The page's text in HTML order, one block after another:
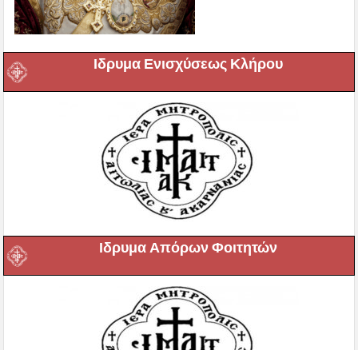
Ιδρυμα Ενισχύσεως Κλήρου
Ιδρυμα Απόρων Φοιτητών